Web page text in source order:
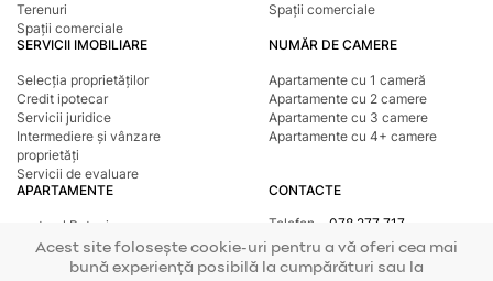
Terenuri
Spații comerciale
Spații comerciale
SERVICII IMOBILIARE
Selecția proprietăților
Credit ipotecar
Servicii juridice
Intermediere și vânzare
proprietăți
Servicii de evaluare
NUMĂR DE CAMERE
Apartamente cu 1 cameră
Apartamente cu 2 camere
Apartamente cu 3 camere
Apartamente cu 4+ camere
APARTAMENTE
sectorul Botanica
sectorul Buiucani
sectorul Centru
CONTACTE
Telefon
078 277 717
Adresa
str. Tighina, 24
E-mail
office@mirax.md
Acest site folosește cookie-uri pentru a vă oferi cea mai
bună experiență posibilă la cumpărături sau la